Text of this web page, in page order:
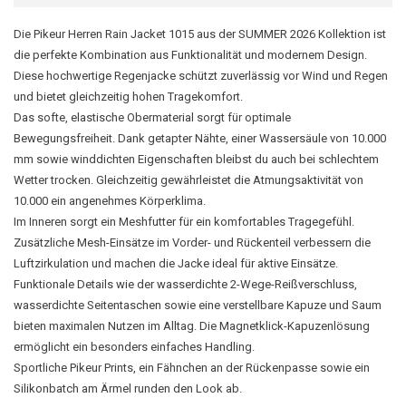
Die Pikeur Herren Rain Jacket 1015 aus der SUMMER 2026 Kollektion ist
die perfekte Kombination aus Funktionalität und modernem Design.
Diese hochwertige Regenjacke schützt zuverlässig vor Wind und Regen
und bietet gleichzeitig hohen Tragekomfort.
Das softe, elastische Obermaterial sorgt für optimale
Bewegungsfreiheit. Dank getapter Nähte, einer Wassersäule von 10.000
mm sowie winddichten Eigenschaften bleibst du auch bei schlechtem
Wetter trocken. Gleichzeitig gewährleistet die Atmungsaktivität von
10.000 ein angenehmes Körperklima.
Im Inneren sorgt ein Meshfutter für ein komfortables Tragegefühl.
Zusätzliche Mesh-Einsätze im Vorder- und Rückenteil verbessern die
Luftzirkulation und machen die Jacke ideal für aktive Einsätze.
Funktionale Details wie der wasserdichte 2-Wege-Reißverschluss,
wasserdichte Seitentaschen sowie eine verstellbare Kapuze und Saum
bieten maximalen Nutzen im Alltag. Die Magnetklick-Kapuzenlösung
ermöglicht ein besonders einfaches Handling.
Sportliche Pikeur Prints, ein Fähnchen an der Rückenpasse sowie ein
Silikonbatch am Ärmel runden den Look ab.